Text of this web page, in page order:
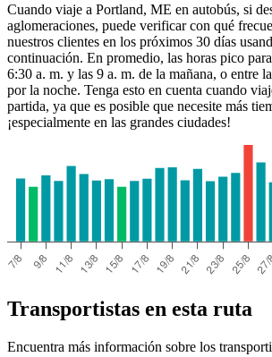
Cuando viaje a Portland, ME en autobús, si
aglomeraciones, puede verificar con qué
nuestros clientes en los próximos 30 días
continuación. En promedio, las horas pico
6:30 a. m. y las 9 a. m. de la mañana, o entre
por la noche. Tenga esto en cuenta cuando
partida, ya que es posible que necesite más
¡especialmente en las grandes ciudades!
Transportistas en esta ruta
Encuentra más información sobre los